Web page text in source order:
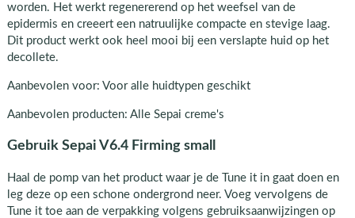
worden. Het werkt regenererend op het weefsel van de
epidermis en creeert een natruulijke compacte en stevige laag.
Dit product werkt ook heel mooi bij een verslapte huid op het
decollete.
Aanbevolen voor: Voor alle huidtypen geschikt
Aanbevolen producten: Alle Sepai creme's
Gebruik Sepai V6.4 Firming small
Haal de pomp van het product waar je de Tune it in gaat doen en
leg deze op een schone ondergrond neer. Voeg vervolgens de
Tune it toe aan de verpakking volgens gebruiksaanwijzingen op